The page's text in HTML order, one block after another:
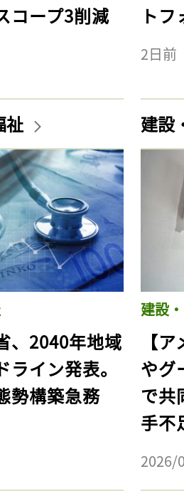
コープ3削減
ト
2日前
祉
、2040年地域
イン発表。
勢構築急務
建設
建設
【
やグ
で共
手不
2026/